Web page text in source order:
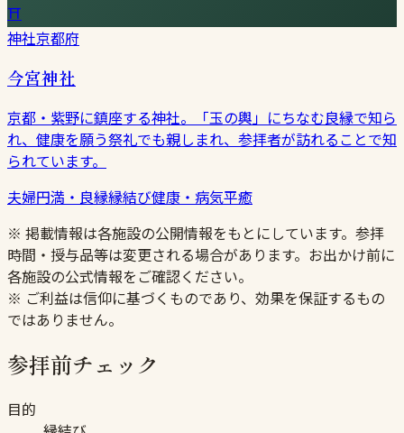
⛩
神社京都府
今宮神社
京都・紫野に鎮座する神社。「玉の輿」にちなむ良縁で知ら
れ、健康を願う祭礼でも親しまれ、参拝者が訪れることで知
られています。
夫婦円満・良縁縁結び健康・病気平癒
※ 掲載情報は各施設の公開情報をもとにしています。参拝
時間・授与品等は変更される場合があります。お出かけ前に
各施設の公式情報をご確認ください。
※ ご利益は信仰に基づくものであり、効果を保証するもの
ではありません。
参拝前チェック
目的